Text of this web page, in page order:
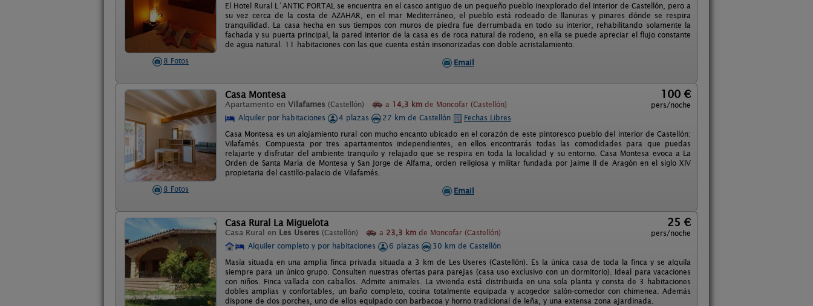
8 Fotos
El Hotel Rural L´ANTIC PORTAL se encuentra en el casco antiguo de un pequeño pueblo inexplorado del interior de Castellón, pero a
su vez cerca de la costa de AZAHAR, en el mar Mediterráneo, el pueblo está rodeado de llanuras y pinares dónde se respira
tranquilidad. La casa hecha en sus tiempos con muros de piedra fue derrumbada en todo su interior, rehabilitando solamente la
fachada y su puerta principal, la pared interior de la casa es de roca natural de rodeno, en ella se puede apreciar el flujo constante
de agua natural. 11 habitaciones con las que cuenta están insonorizadas con doble acristalamiento.
Email
8 Fotos
Casa Montesa
Apartamento en Vilafames (Castellón) a 14,3 km de Moncofar (Castellón)
100 €
pers/noche
Alquiler por habitaciones
4 plazas 27 km de Castellón
Fechas Libres
Casa Montesa es un alojamiento rural con mucho encanto ubicado en el corazón de este pintoresco pueblo del interior de Castellón:
Vilafamés. Compuesta por tres apartamentos independientes, en ellos encontrarás todas las comodidades para que puedas
relajarte y disfrutar del ambiente tranquilo y relajado que se respira en toda la localidad y su entorno. Casa Montesa evoca a La
Orden de Santa María de Montesa y San Jorge de Alfama, orden religiosa y militar fundada por Jaime II de Aragón en el siglo XIV
propietaria del castillo-palacio de Vilafamés.
Email
Casa Rural La Miguelota
Casa Rural en Les Useres (Castellón) a 23,3 km de Moncofar (Castellón)
25 €
pers/noche
Alquiler completo y por habitaciones
6 plazas
30 km de Castellón
Masía situada en una amplia finca privada situada a 3 km de Les Useres (Castellón). Es la única casa de toda la finca y se alquila
siempre para un único grupo. Consulten nuestras ofertas para parejas (casa uso exclusivo con un dormitorio). Ideal para vacaciones
con niños. Finca vallada con caballos. Admite animales. La vivienda está distribuida en una sola planta y consta de 3 habitaciones
dobles amplias y confortables, un baño completo, cocina totalmente equipada y acogedor salón-comedor con chimenea. Además
dispone de dos porches, uno de ellos equipado con barbacoa y horno tradicional de leña, y una extensa zona ajardinada.